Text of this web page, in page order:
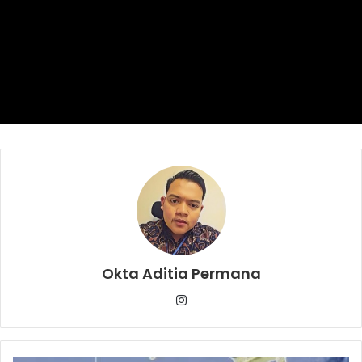
Tinggal di sebelah Toilet Sekolah
Okta Aditia Permana
Instagram